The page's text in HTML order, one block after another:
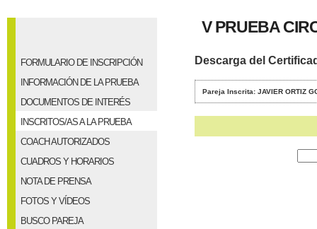
FORMULARIO DE INSCRIPCIÓN
INFORMACIÓN DE LA PRUEBA
DOCUMENTOS DE INTERÉS
INSCRITOS/AS A LA PRUEBA
COACH AUTORIZADOS
CUADROS Y HORARIOS
NOTA DE PRENSA
FOTOS Y VÍDEOS
BUSCO PAREJA
V PRUEBA
Descarga del
Pareja Inscrita: JAVIER ORTIZ